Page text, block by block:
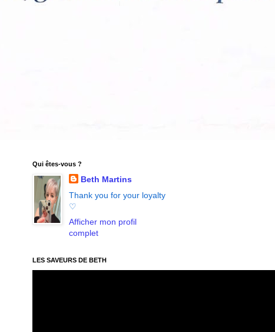
Qui êtes-vous ?
Beth Martins
Thank you for your loyalty
♡
Afficher mon profil
complet
LES SAVEURS DE BETH